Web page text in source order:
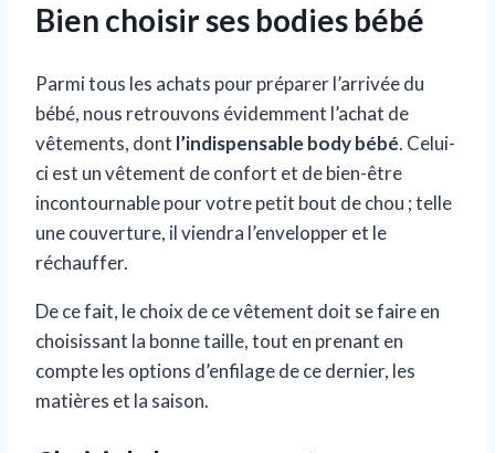
Bien choisir ses bodies bébé
Parmi tous les achats pour préparer l’arrivée du
bébé, nous retrouvons évidemment l’achat de
vêtements, dont l’indispensable body bébé. Celui-
ci est un vêtement de confort et de bien-être
incontournable pour votre petit bout de chou ; telle
une couverture, il viendra l’envelopper et le
réchauffer.
De ce fait, le choix de ce vêtement doit se faire en
choisissant la bonne taille, tout en prenant en
compte les options d’enfilage de ce dernier, les
matières et la saison.